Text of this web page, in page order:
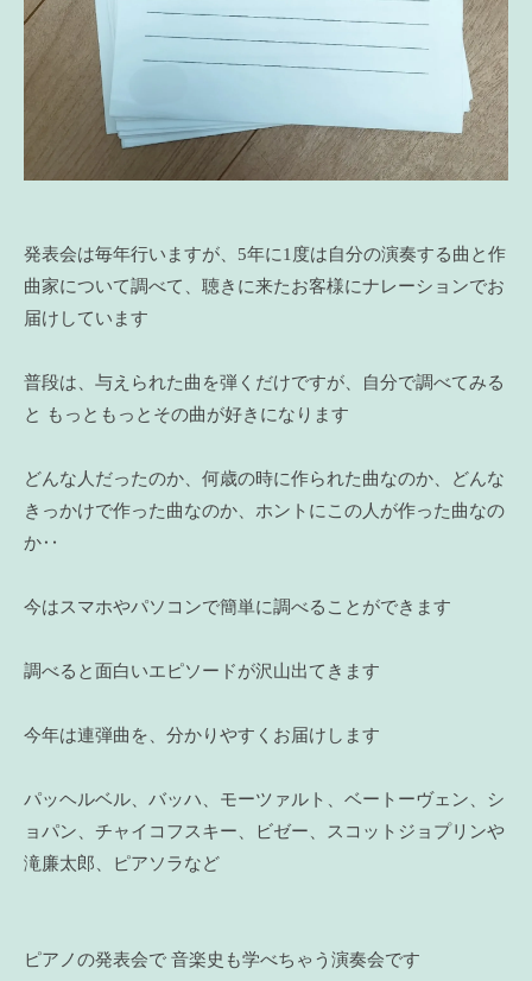
発表会は毎年行いますが、5年に1度は自分の演奏する曲と作
曲家について調べて、聴きに来たお客様にナレーションでお
届けしています
普段は、与えられた曲を弾くだけですが、自分で調べてみる
と もっともっとその曲が好きになります
どんな人だったのか、何歳の時に作られた曲なのか、どんな
きっかけで作った曲なのか、ホントにこの人が作った曲なの
か‥
今はスマホやパソコンで簡単に調べることができます
調べると面白いエピソードが沢山出てきます
今年は連弾曲を、分かりやすくお届けします
パッヘルベル、バッハ、モーツァルト、ベートーヴェン、シ
ョパン、チャイコフスキー、ビゼー、スコットジョプリンや
滝廉太郎、ピアソラなど
ピアノの発表会で 音楽史も学べちゃう演奏会です